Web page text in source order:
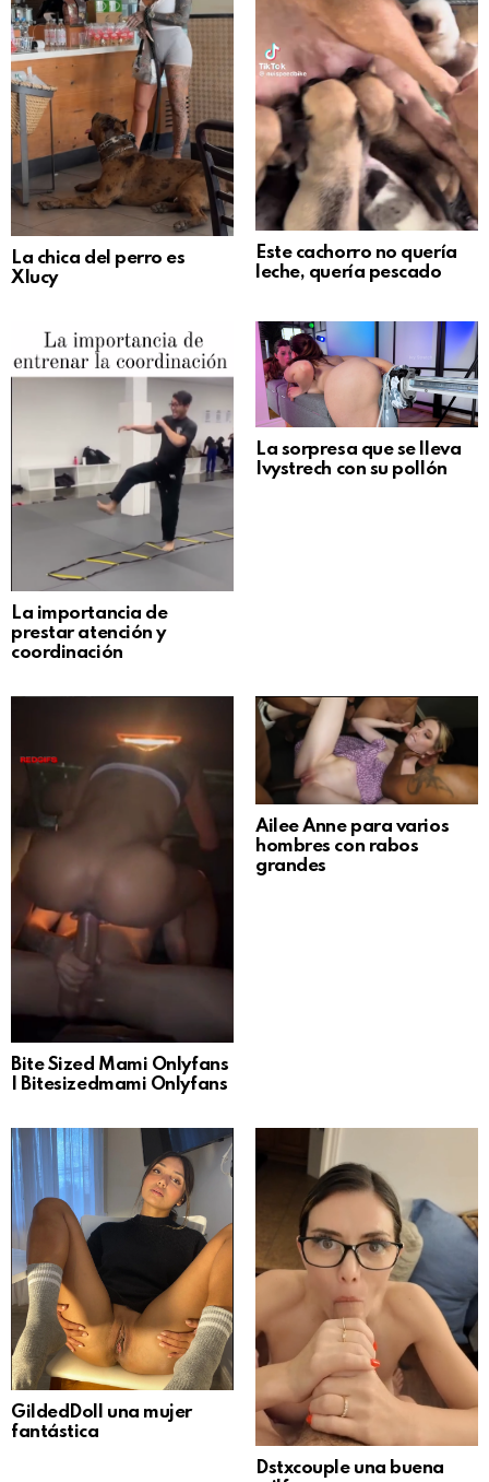
La chica del perro es
Xlucy
Este cachorro no quería
leche, quería pescado
La importancia de
prestar atención y
coordinación
La sorpresa que se lleva
Ivystrech con su pollón
Bite Sized Mami Onlyfans
| Bitesizedmami Onlyfans
Ailee Anne para varios
hombres con rabos
grandes
GildedDoll una mujer
fantástica
Dstxcouple una buena